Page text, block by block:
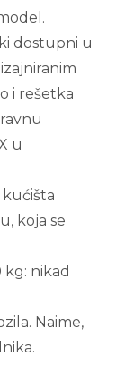
dostupni u
i rešetka
u
koja se
nikad
Naime,